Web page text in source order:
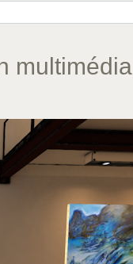
multimédia